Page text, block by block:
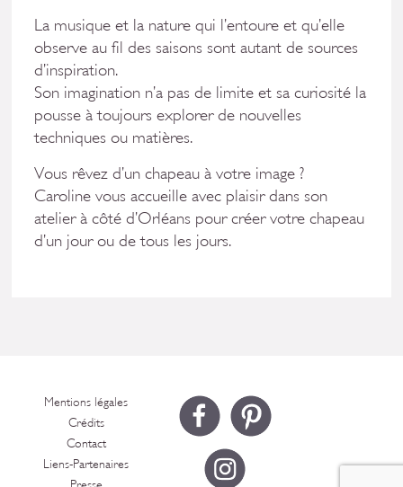
La musique et la nature qui l’entoure et qu’elle
observe au fil des saisons sont autant de sources
d’inspiration.
Son imagination n’a pas de limite et sa curiosité la
pousse à toujours explorer de nouvelles
techniques ou matières.
Vous rêvez d’un chapeau à votre image ?
Caroline vous accueille avec plaisir dans son
atelier à côté d’Orléans pour créer votre chapeau
d’un jour ou de tous les jours.
Mentions légales
Crédits
Contact
Liens-Partenaires